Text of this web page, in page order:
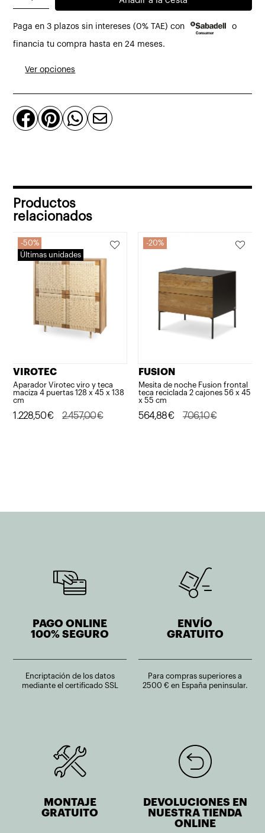
era:
413,98€.
es:
289,78€.
noche
Tammi
macizo
cantidad
Paga en 3 plazos sin intereses (0% TAE) con o
financia tu compra hasta en 24 meses.
Ver opciones
   
Productos
relacionados
50%
Últimas unidades
VIROTEC
Aparador Virotec viro y teca
maciza 4 puertas 128 x 45 x 138
cm
2.457,00€
El
1.228,50€
El
20%
FUSION
Mesita de noche Fusion frontal
teca reciclada 2 cajones 56 x 45
x 55 cm
706,10€
El
564,88€
El
PAGO ONLINE
100% SEGURO
Encriptación de los datos
mediante el certificado SSL
ENVÍO
GRATUITO
Para compras superiores a
2500 € en España peninsular.
MONTAJE
GRATUITO
DEVOLUCIONES EN
NUESTRA TIENDA
ONLINE